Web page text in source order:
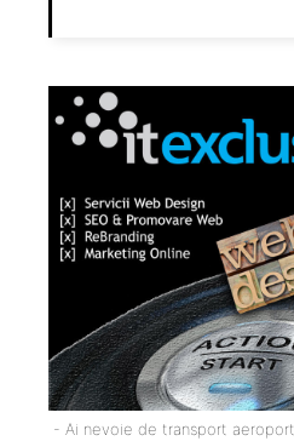
- Ai nevoie de transport